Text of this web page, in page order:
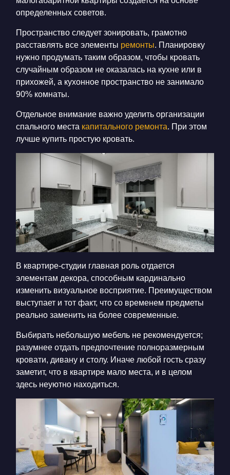
определенных советов.
Пространство следует зонировать, грамотно
расставлять все элементы ремонты. Планировку
нужно продумать таким образом, чтобы кровать
случайным образом не оказалась на кухне или в
прихожей, а кухонное пространство не занимало
90% комнаты.
Отдельное внимание важно уделить организации
спального места капитального ремонта. При этом
лучше купить простую кровать.
В квартире-студии главная роль отдается
элементам декора, способным кардинально
изменить визуальное восприятие. Преимуществом
выступает и тот факт, что со временем предметы
реально заменить на более современные.
Выбирать небольшую мебель не рекомендуется;
разумнее отдать предпочтение полноразмерным
кровати, дивану и столу. Иначе любой гость сразу
заметит, что в квартире мало места, и в целом
здесь неуютно находиться.